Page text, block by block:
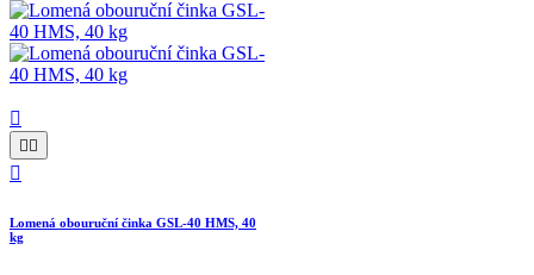

 

Lomená obouruční činka GSL-40 HMS, 40
kg